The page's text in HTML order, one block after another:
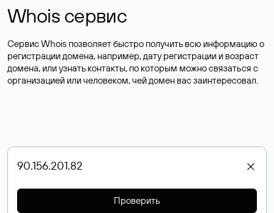
Whois сервис
Сервис Whois позволяет быстро получить всю информацию о
регистрации домена, например, дату регистрации и возраст
домена, или узнать контакты, по которым можно связаться с
организацией или человеком, чей домен вас заинтересовал.
Проверить